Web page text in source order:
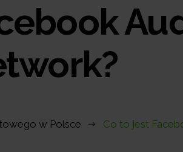
w Polsce Co to jest